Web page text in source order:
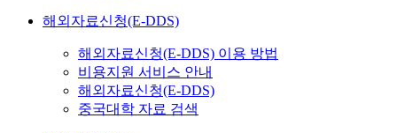
해외자료신청(E-DDS)
해외자료신청(E-DDS) 이용 방법
비용지원 서비스 안내
해외자료신청(E-DDS)
중국대학 자료 검색